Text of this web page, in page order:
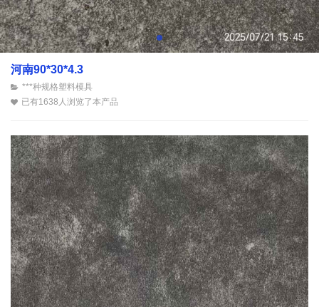
河南90*30*4.3
***种规格塑料模具
已有1638人浏览了本产品